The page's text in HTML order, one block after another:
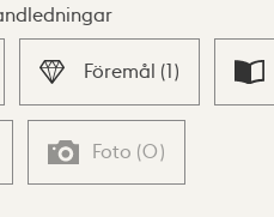
Föremål (1)
Foto (0)